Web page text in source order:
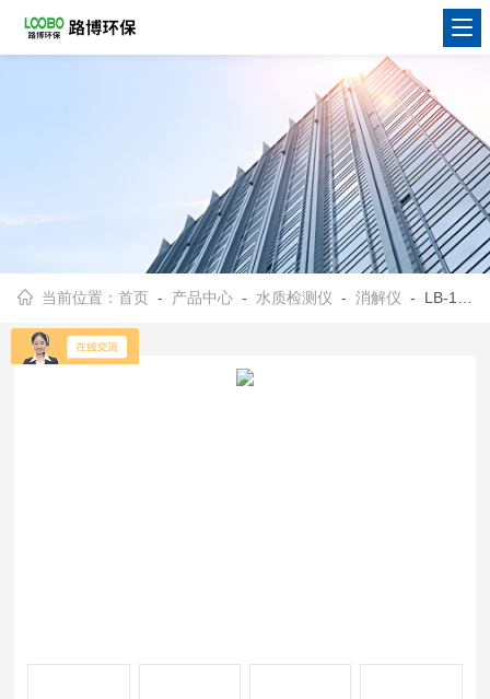
当前位置：首页 - 产品中心 - 水质检测仪 -消解仪 - LB-16XJ双温区16孔COD消解仪